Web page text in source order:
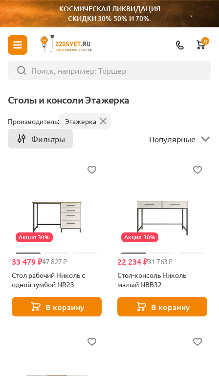
КОСМИЧЕСКАЯ ЛИКВИДАЦИЯ
СКИДКИ 30% 50% И 70%.
ГИПЕРМАРКЕТ СВЕТА
0
Столы и консоли Этажерка
Производитель: Этажерка
Фильтры Популярные
Акция 30%
47 827 ₽
33 479 ₽
Стол рабочий Николь c
одной тумбой NR23
В корзину
Акция 30%
31 763 ₽
22 234 ₽
Стол-консоль Николь
малый NBB32
В корзину